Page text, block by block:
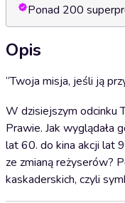
Ponad 200
Opis
“Twoja misja, jeśli ją
W dzisiejszym odcinku
Prawie. Jak wyglądała
lat 60. do kina akcji lat
ze zmianą reżyserów?
kaskaderskich, czyli